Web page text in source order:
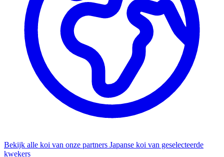
Bekijk alle koi van onze partners Japanse koi van geselecteerde
kwekers